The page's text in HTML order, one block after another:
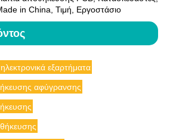
in China, Τιμή, Εργοστάσιο
εξαρτήματα
αφύγρανσης